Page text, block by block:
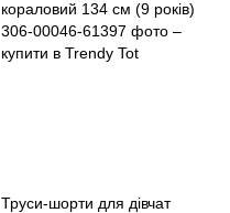
Труси-шорти для дівчат